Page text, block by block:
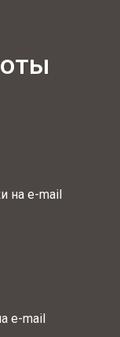
на e-mail
e-mail